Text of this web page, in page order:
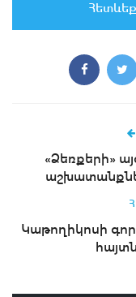
«Ձեռքերի»
Կաթողիկոսի